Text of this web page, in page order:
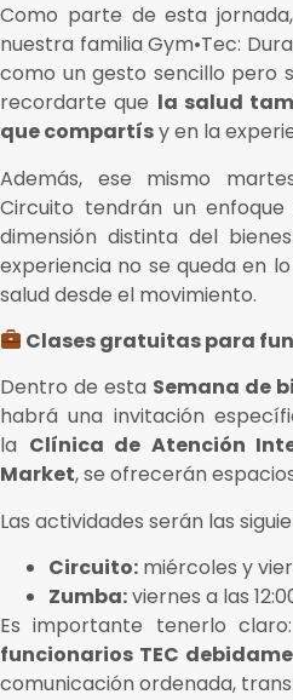
Como parte de esta
nuestra familia Gym•Tec:
como un gesto sencillo pero
recordarte que la salud
que compartísy en la
Además, ese mismo
Circuito tendrán un
dimensión distinta del
experiencia no se queda en
salud desde el movimiento.
Clases gratuitas para
Dentro de esta Semana de
habrá una invitación
la Clínica de Atención
Market, se ofrecerán
Las actividades serán las
Circuito: miércoles y
Zumba:viernes a las
Es importante tenerlo
funcionarios TEC
comunicación ordenada,